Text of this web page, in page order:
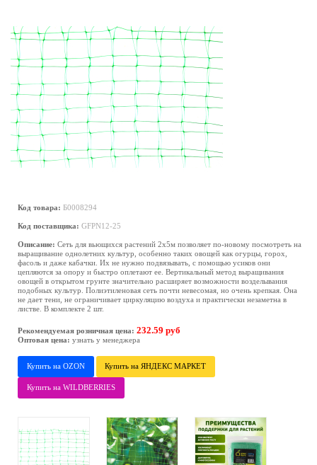
Код товара: Б0008294
Код поставщика: GFPN12-25
Описание: Сеть для вьющихся растений 2х5м позволяет по-новому посмотреть на
выращивание однолетних культур, особенно таких овощей как огурцы, горох,
фасоль и даже кабачки. Их не нужно подвязывать, с помощью усиков они
цепляются за опору и быстро оплетают ее. Вертикальный метод выращивания
овощей в открытом грунте значительно расширяет возможности возделывания
подобных культур. Полиэтиленовая сеть почти невесомая, но очень крепкая. Она
не дает тени, не ограничивает циркуляцию воздуха и практически незаметна в
листве. В комплекте 2 шт.
Рекомендуемая розничная цена: 232.59 руб
Оптовая цена: узнать у менеджера
Купить на OZON Купить на ЯНДЕКС МАРКЕТ
Купить на WILDBERRIES